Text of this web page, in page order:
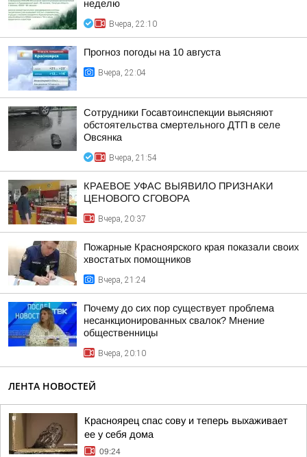
неделю
Вчера, 22:10
Прогноз погоды на 10 августа
Вчера, 22:04
Сотрудники Госавтоинспекции выясняют
обстоятельства смертельного ДТП в селе
Овсянка
Вчера, 21:54
КРАЕВОЕ УФАС ВЫЯВИЛО ПРИЗНАКИ
ЦЕНОВОГО СГОВОРА
Вчера, 20:37
Пожарные Красноярского края показали своих
хвостатых помощников
Вчера, 21:24
Почему до сих пор существует проблема
несанкционированных свалок? Мнение
общественницы
Вчера, 20:10
ЛЕНТА НОВОСТЕЙ
Красноярец спас сову и теперь выхаживает
ее у себя дома
09:24